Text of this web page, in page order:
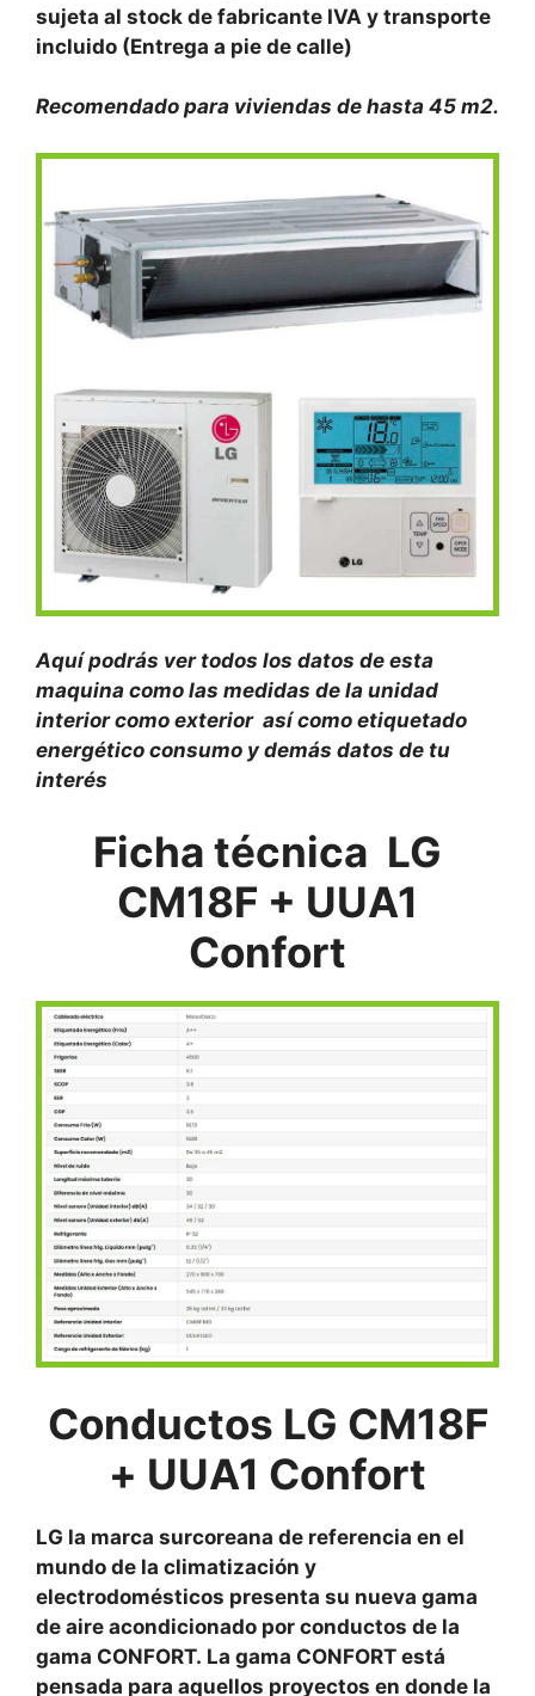
sujeta al stock de fabricante IVA y transporte
incluido (Entrega a pie de calle)
Recomendado para viviendas de hasta 45 m2.
Aquí podrás ver todos los datos de esta
maquina como las medidas de la unidad
interior como exterior así como etiquetado
energético consumo y demás datos de tu
interés
Ficha técnica LG
CM18F + UUA1
Confort
Conductos LG CM18F
+ UUA1 Confort
LG la marca surcoreana de referencia en el
mundo de la climatización y
electrodomésticos presenta su nueva gama
de aire acondicionado por conductos de la
gama CONFORT. La gama CONFORT está
pensada para aquellos proyectos en donde la